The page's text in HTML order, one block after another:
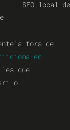
SEO local
fora de
en
que
o